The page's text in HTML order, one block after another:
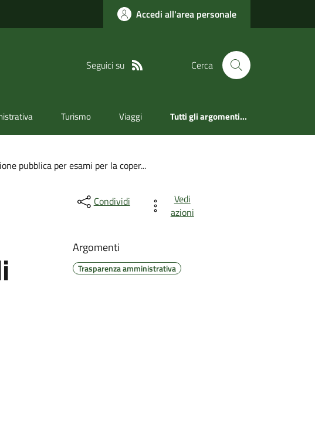
Accedi all'area personale
Seguici su Cerca
Turismo Viaggi Tutti gli argomenti...
pubblica per esami per la coper...
Condividi
Vedi
azioni
Argomenti
Trasparenza amministrativa